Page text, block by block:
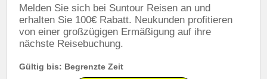
Melden Sie sich bei Suntour Reisen an und
erhalten Sie 100€ Rabatt. Neukunden profitieren
von einer großzügigen Ermäßigung auf ihre
nächste Reisebuchung.
Gültig bis: Begrenzte Zeit